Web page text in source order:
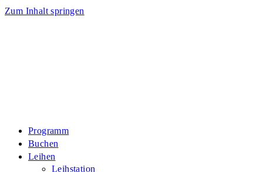
Zum Inhalt springen
Programm
Buchen
Leihen
Leihstation